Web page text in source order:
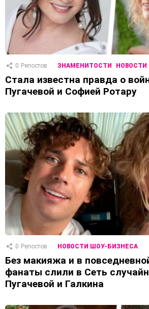
0 Репостов ЗНАМЕНИТОСТИ
Стала известна правда о
Пугачевой и Софией Ротару
0 Репостов НОВОСТИ ШОУ-БИЗНЕСА
Без макияжа и в
фанаты слили в Сеть
Пугачевой и Галкина